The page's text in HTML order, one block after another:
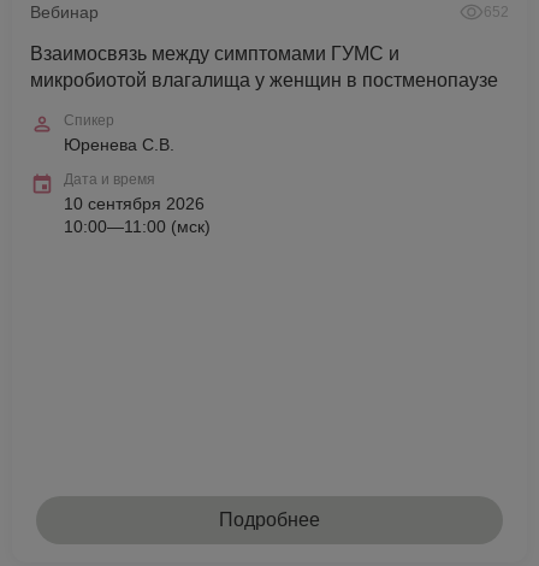
Вебинар 652
Взаимосвязь между симптомами ГУМС и
микробиотой влагалища у женщин в постменопаузе
Спикер
Юренева С.В.
Дата и время
10 сентября 2026
10:00—11:00 (мск)
Подробнее